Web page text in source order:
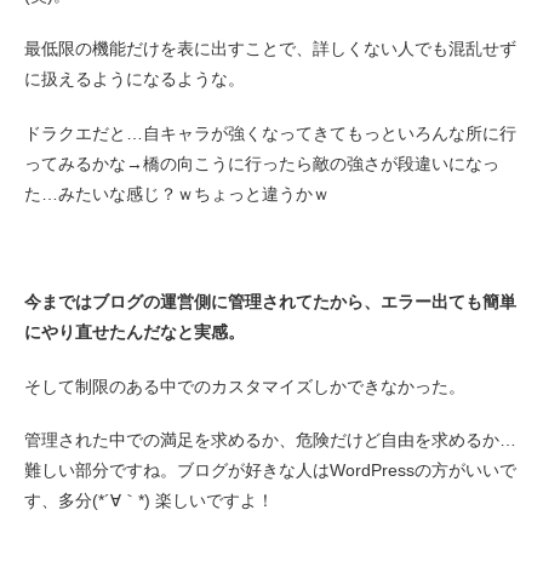
最低限の機能だけを表に出すことで、詳しくない人でも混乱せず
に扱えるようになるような。
ドラクエだと…自キャラが強くなってきてもっといろんな所に行
ってみるかな→橋の向こうに行ったら敵の強さが段違いになっ
た…みたいな感じ？ｗちょっと違うかｗ
今まではブログの運営側に管理されてたから、エラー出ても簡単
にやり直せたんだなと実感。
そして制限のある中でのカスタマイズしかできなかった。
管理された中での満足を求めるか、危険だけど自由を求めるか…
難しい部分ですね。ブログが好きな人はWordPressの方がいいで
す、多分(*´∀｀*) 楽しいですよ！